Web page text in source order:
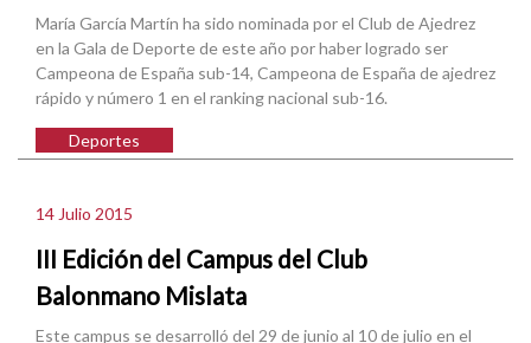
María García Martín ha sido nominada por el Club de Ajedrez
en la Gala de Deporte de este año por haber logrado ser
Campeona de España sub-14, Campeona de España de ajedrez
rápido y número 1 en el ranking nacional sub-16.
Deportes
14 Julio 2015
III Edición del Campus del Club
Balonmano Mislata
Este campus se desarrolló del 29 de junio al 10 de julio en el